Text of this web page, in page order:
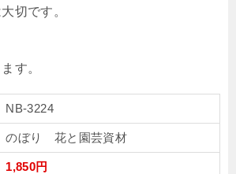
切です。
NB-3224
のぼり 花と園芸資材
1,850円